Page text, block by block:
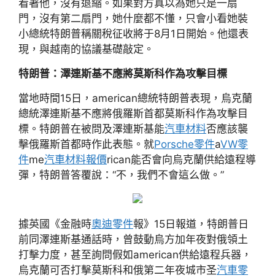
看著他，沒有退縮。如果對方真以為她只是一扇
門，沒有第二扇門，她什麼都不懂，只會小看她裝
小總統特朗普稱關稅征收將于8月1日開始。他還表
現，與越南的協議基礎敲定。
特朗普：澤連斯基不應將莫斯科作為攻擊目標
當地時間15日，american總統特朗普表現，烏克蘭
總統澤連斯基不應將俄羅斯首都莫斯科作為攻擊目
標。特朗普在被問及澤連斯基能汽車材料否應該襲
擊俄羅斯首都時作此表態。就Porsche零件aVW零
件me汽車材料報價rican能否會向烏克蘭供給遠程導
彈，特朗普答覆說：“不，我們不會這么做。”
據英國《金融時奧迪零件報》15日報道，特朗普日
前同澤連斯基通話時，曾鼓動烏方加年夜對俄領土
打擊力度，甚至詢問假如american供給遠程兵器，
烏克蘭可否打擊莫斯科和俄第二年夜城市圣汽車零